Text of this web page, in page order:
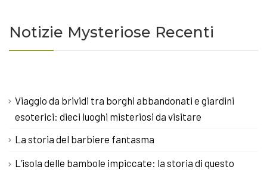
Notizie Mysteriose Recenti
Viaggio da brividi tra borghi abbandonati e giardini
esoterici: dieci luoghi misteriosi da visitare
La storia del barbiere fantasma
L’isola delle bambole impiccate: la storia di questo